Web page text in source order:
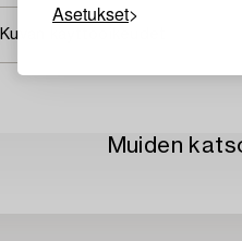
Asetukset
Kuvan käyttöoikeudet
Muiden